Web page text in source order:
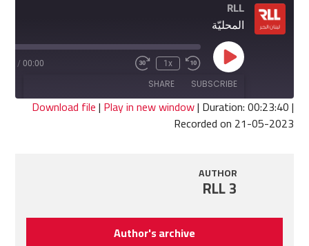
RLL
المحليّة
Play
Episode
Rewind
10
Seconds
1x
Fast
seconds
00:00
/
SUBSCRIBE
SHARE
SHARE
Download file| Play in new window| Duration: 00:23:40|
Recorded on 21-05-2023
AUTHOR
RLL 3
Author's archive